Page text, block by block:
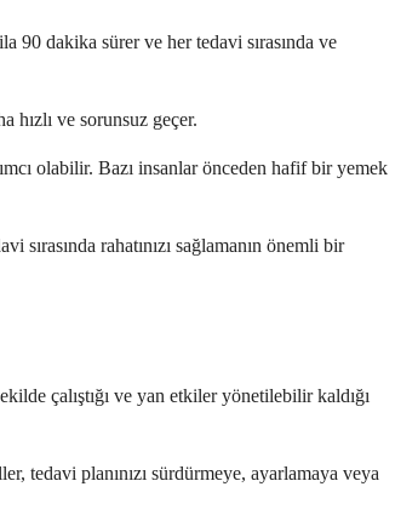
90 dakika sürer ve her tedavi sırasında ve
ve sorunsuz geçer.
olabilir. Bazı insanlar önceden hafif bir yemek
rahatınızı sağlamanın önemli bir
çalıştığı ve yan etkiler yönetilebilir kaldığı
tedavi planınızı sürdürmeye, ayarlamaya veya